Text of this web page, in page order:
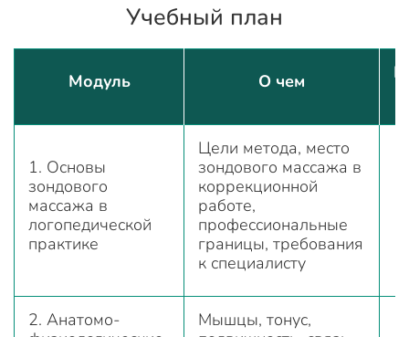
Учебный план
Модуль О чем
1. Основы
зондового
массажа в
логопедической
практике
Цели метода, место
зондового массажа в
коррекционной
работе,
профессиональные
границы, требования
к специалисту
2. Анатомо-
Мышцы, тонус,